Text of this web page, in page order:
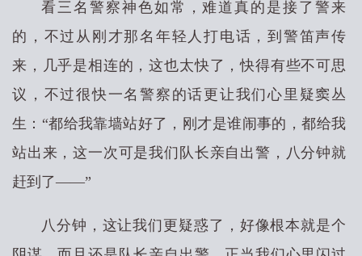
看三名警察神色如常，难道真的是接了警来
的，不过从刚才那名年轻人打电话，到警笛声传
来，几乎是相连的，这也太快了，快得有些不可思
议，不过很快一名警察的话更让我们心里疑窦丛
生：“都给我靠墙站好了，刚才是谁闹事的，都给我
站出来，这一次可是我们队长亲自出警，八分钟就
赶到了——”
八分钟，这让我们更疑惑了，好像根本就是个